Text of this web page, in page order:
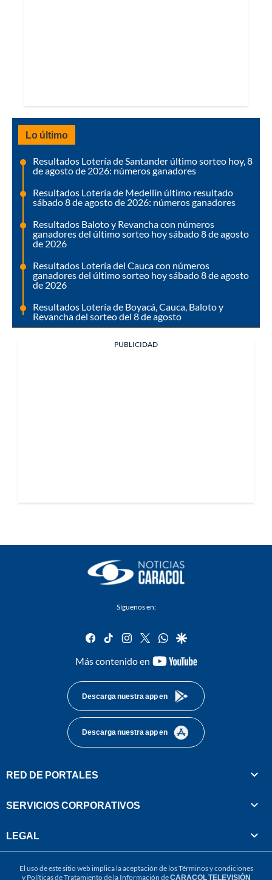
Lo último
Resultados Lotería de Santander último sorteo hoy, 8
de agosto de 2026: números ganadores
Resultados Lotería de Medellín último resultado
sábado 8 de agosto de 2026: números ganadores
Resultados Baloto y Revancha con números
ganadores del último sorteo hoy sábado 8 de agosto
de 2026
Resultados Lotería del Cauca con números
ganadores del último sorteo hoy sábado 8 de agosto
de 2026
Resultados Lotería de Boyacá, Cauca, Baloto y
Revancha del sorteo del 8 de agosto
PUBLICIDAD
Síguenos en:
facebook
tiktok instagram
twitterwhatsapp
google
Más contenido en
youtube-
Descarga nuestra app en
Descarga nuestra app en
RED DE PORTALES
SERVICIOS CORPORATIVOS
LEGAL
El uso de este sitio web implica la aceptación de losTérminos y condiciones
y Políticas de Tratamiento de la Información deCARACOL TELEVISIÓN